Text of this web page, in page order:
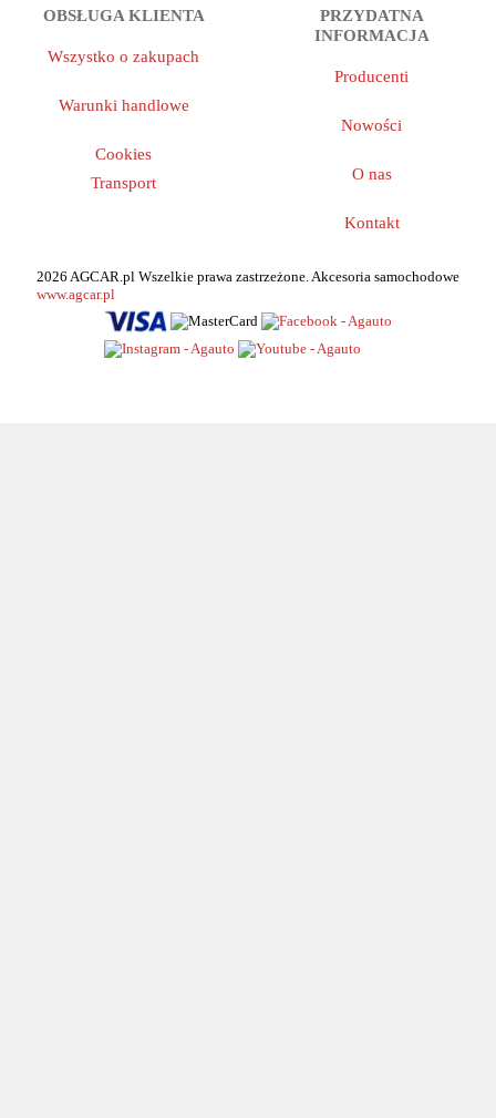
OBSŁUGA KLIENTA
Wszystko o zakupach
Warunki handlowe
Cookies
Transport
PRZYDATNA
INFORMACJA
Producenti
Nowości
O nas
Kontakt
2026 AGCAR.pl Wszelkie prawa zastrzeżone. Akcesoria samochodowe
www.agcar.pl